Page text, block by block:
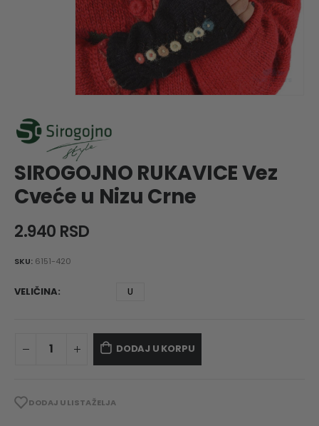
SIROGOJNO RUKAVICE Vez
Cveće u Nizu Crne
2.940 RSD
SKU: 6151-420
VELIČINA U
DODAJ U KORPU
DODAJ U LISTA ŽELJA